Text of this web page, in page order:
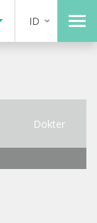
ID
Dokter